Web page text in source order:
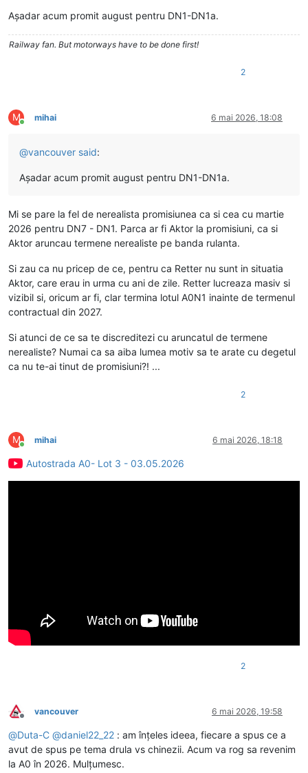
Așadar acum promit august pentru DN1-DN1a.
Railway fan. But motorways have to be done first!
2
M
Conectat
mihai 6 mai 2026, 18:08
@vancouver said:
Așadar acum promit august pentru DN1-DN1a.
Mi se pare la fel de nerealista promisiunea ca si cea cu martie
2026 pentru DN7 - DN1. Parca ar fi Aktor la promisiuni, ca si
Aktor aruncau termene nerealiste pe banda rulanta.
Si zau ca nu pricep de ce, pentru ca Retter nu sunt in situatia
Aktor, care erau in urma cu ani de zile. Retter lucreaza masiv si
vizibil si, oricum ar fi, clar termina lotul A0N1 inainte de termenul
contractual din 2027.
Si atunci de ce sa te discreditezi cu aruncatul de termene
nerealiste? Numai ca sa aiba lumea motiv sa te arate cu degetul
ca nu te-ai tinut de promisiuni?! ...
2
M
Conectat
mihai 6 mai 2026, 18:18
Autostrada A0- Lot 3 - 03.05.2026
2
Deconectat
vancouver 6 mai 2026, 19:58
@Duta-C @daniel22_22 : am înțeles ideea, fiecare a spus ce a
avut de spus pe tema drula vs chinezii. Acum va rog sa revenim
la A0 în 2026. Mulțumesc.